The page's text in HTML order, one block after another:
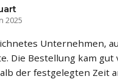
2025
Unternehmen,
Die Bestellung kam gut
der festgelegten Zeit